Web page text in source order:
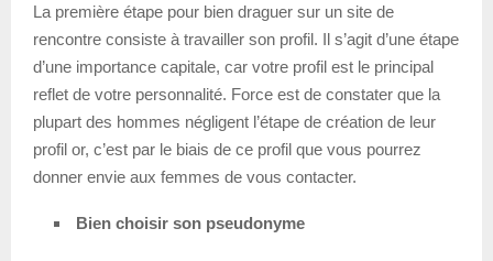
La première étape pour bien draguer sur un site de
rencontre consiste à travailler son profil. Il s’agit d’une étape
d’une importance capitale, car votre profil est le principal
reflet de votre personnalité. Force est de constater que la
plupart des hommes négligent l’étape de création de leur
profil or, c’est par le biais de ce profil que vous pourrez
donner envie aux femmes de vous contacter.
Bien choisir son pseudonyme